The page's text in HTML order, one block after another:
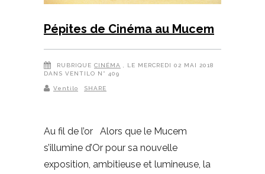
Pépites de Cinéma au Mucem
RUBRIQUE CINÉMA , LE MERCREDI 02 MAI 2018
DANS VENTILO N° 409
Ventilo SHARE
Au fil de l’or Alors que le Mucem
s’illumine d’Or pour sa nouvelle
exposition, ambitieuse et lumineuse, la